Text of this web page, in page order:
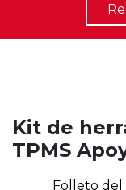
Kit de
TPMS
Folleto del